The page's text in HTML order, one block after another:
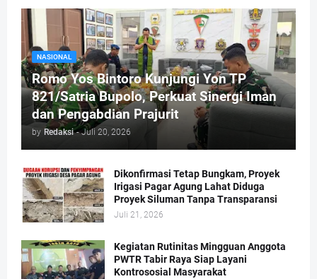
NASIONAL
Romo Yos Bintoro Kunjungi Yon TP
821/Satria Bupolo, Perkuat Sinergi Iman
dan Pengabdian Prajurit
by Redaksi - Juli 20, 2026
Dikonfirmasi Tetap Bungkam, Proyek
Irigasi Pagar Agung Lahat Diduga
Proyek Siluman Tanpa Transparansi
Juli 21, 2026
Kegiatan Rutinitas Mingguan Anggota
PWTR Tabir Raya Siap Layani
Kontrososial Masyarakat